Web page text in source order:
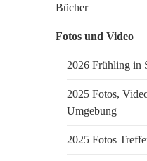
Bücher
Fotos und Video
2026 Frühling in
2025 Fotos,
Umgebung
2025 Fotos